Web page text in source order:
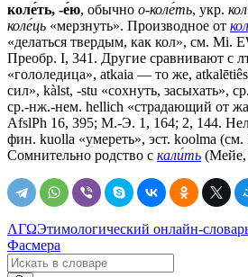
коле́ть, -е́ю, обычно о-коле́ть, укр.
коле́ць «мерзнуть». Производное от кол
«делаться твердым, как кол», см. Мi.
Преобр. I, 341. Другие сравнивают с
«гололедица», atkaia — то же,
сил», kàlst, -stu «сохнуть, засыхать»,
ср.-нж.-нем. hellich «страдающий от
AfslPh 16, 395; М.-Э. 1, 164; 2, 144.
фин. kuolla «умереть», эст. koolma
Сомнительно родство с кали́ть (Мейе,
ΛΓΩЭтимологический онлайн-
Фасмера